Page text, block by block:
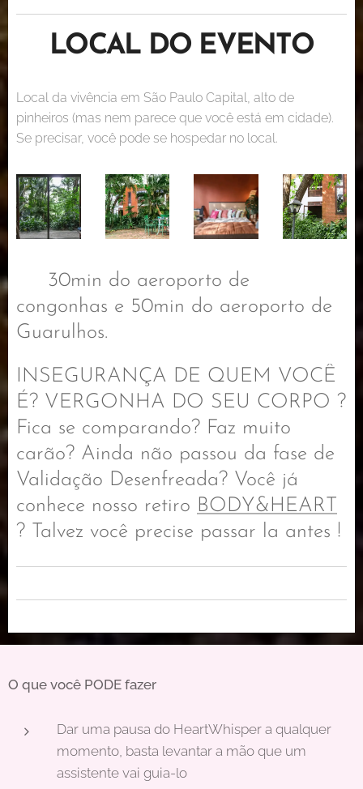
LOCAL DO EVENTO
Local da vivência em São Paulo Capital, alto de
pinheiros (mas nem parece que você está em cidade).
Se precisar, você pode se hospedar no local.
✈️ 30min do aeroporto de
congonhas e 50min do aeroporto de
Guarulhos.
INSEGURANÇA DE QUEM VOCÊ
É? VERGONHA DO SEU CORPO ?
Fica se comparando? Faz muito
carão? Ainda não passou da fase de
Validação Desenfreada? Você já
conhece nosso retiro BODY&HEART
? Talvez você precise passar la antes !
O que você PODE fazer
Dar uma pausa do HeartWhisper a qualquer
momento, basta levantar a mão que um
assistente vai guia-lo